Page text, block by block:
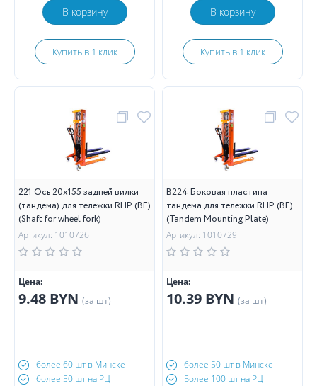
В корзину
Купить в 1 клик
В корзину
Купить в 1 клик
221 Ось 20х155 задней вилки
(тандема) для тележки RHP (BF)
(Shaft for wheel fork)
Артикул: 1010726
Цена:
9.48 BYN (за шт)
более 60 шт в Минске
более 50 шт на РЦ
B224 Боковая пластина
тандема для тележки RHP (BF)
(Tandem Mounting Plate)
Артикул: 1010729
Цена:
10.39 BYN (за шт)
более 50 шт в Минске
Более 100 шт на РЦ